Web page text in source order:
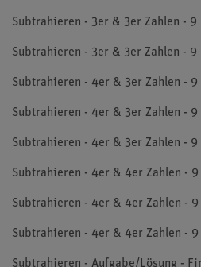
Subtrahieren - 3er & 3er Zahlen -
Subtrahieren - 3er & 3er Zahlen -
Subtrahieren - 4er & 3er Zahlen -
Subtrahieren - 4er & 3er Zahlen -
Subtrahieren - 4er & 3er Zahlen -
Subtrahieren - 4er & 4er Zahlen -
Subtrahieren - 4er & 4er Zahlen -
Subtrahieren - 4er & 4er Zahlen -
Subtrahieren - Aufgabe/Lösung -